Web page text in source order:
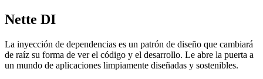
Nette DI
La inyección de dependencias es un patrón de diseño que cambiará
de raíz su forma de ver el código y el desarrollo. Le abre la puerta a
un mundo de aplicaciones limpiamente diseñadas y sostenibles.